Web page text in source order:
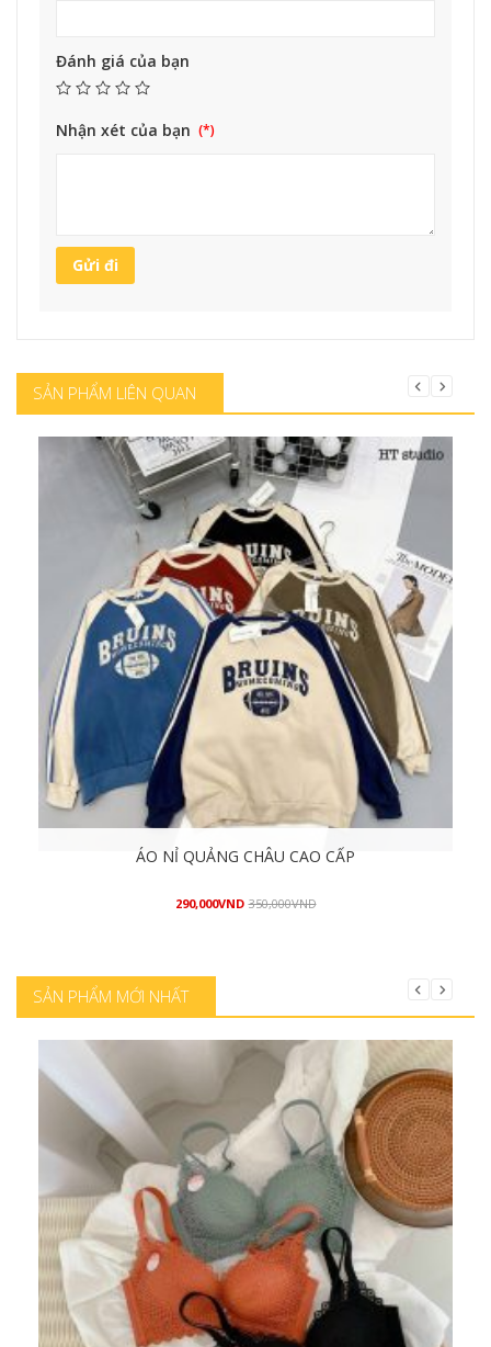
Đánh giá của bạn
Nhận xét của bạn
SẢN PHẨM LIÊN QUAN
ÁO NỈ QUẢNG CHÂU CAO CẤP
290,000VND 350,000VND
SẢN PHẨM MỚI NHẤT